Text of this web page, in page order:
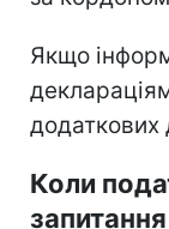
Якщо
додаткових
Коли
запитання